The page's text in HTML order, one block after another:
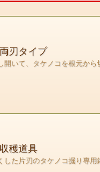
刃タイプ
いて、タケノコを根元から
穫道具
た片刃のタケノコ掘り専用